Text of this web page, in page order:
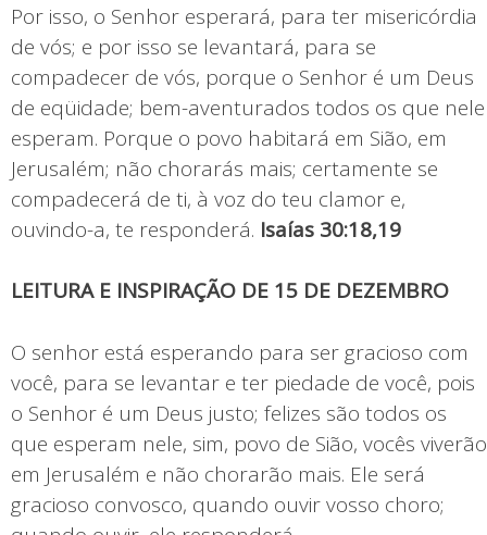
Por isso, o Senhor esperará, para ter misericórdia
de vós; e por isso se levantará, para se
compadecer de vós, porque o Senhor é um Deus
de eqüidade; bem-aventurados todos os que nele
esperam. Porque o povo habitará em Sião, em
Jerusalém; não chorarás mais; certamente se
compadecerá de ti, à voz do teu clamor e,
ouvindo-a, te responderá. Isaías 30:18,19
LEITURA E INSPIRAÇÃO DE 15 DE DEZEMBRO
O senhor está esperando para ser gracioso com
você, para se levantar e ter piedade de você, pois
o Senhor é um Deus justo; felizes são todos os
que esperam nele, sim, povo de Sião, vocês viverão
em Jerusalém e não chorarão mais. Ele será
gracioso convosco, quando ouvir vosso choro;